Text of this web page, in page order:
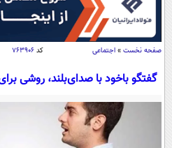
سواد زندگی
اقتصاد
اقتصادی
جامعه
صفحه نخست » اجتماعی کد ۷۶۳۹۰۶
گفتگو باخود با صدای‌بلند، روشی